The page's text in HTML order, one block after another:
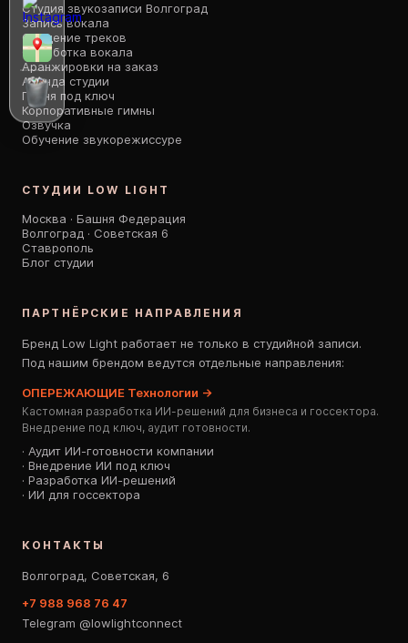
Студия звукозаписи Волгоград
Запись вокала
Сведение треков
Обработка вокала
Аранжировки на заказ
Аренда студии
Песня под ключ
Корпоративные гимны
Озвучка
Обучение звукорежиссуре
СТУДИИ LOW LIGHT
Москва · Башня Федерация
Волгоград · Советская 6
Ставрополь
Блог студии
ПАРТНЁРСКИЕ НАПРАВЛЕНИЯ
Бренд Low Light работает не только в студийной записи.
Под нашим брендом ведутся отдельные направления:
ОПЕРЕЖАЮЩИЕ Технологии →
Кастомная разработка ИИ-решений для бизнеса и госсектора.
Внедрение под ключ, аудит готовности.
· Аудит ИИ-готовности компании
· Внедрение ИИ под ключ
· Разработка ИИ-решений
· ИИ для госсектора
КОНТАКТЫ
Волгоград, Советская, 6
+7 988 968 76 47
Telegram @lowlightconnect